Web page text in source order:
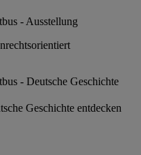
Geschichte entdecken